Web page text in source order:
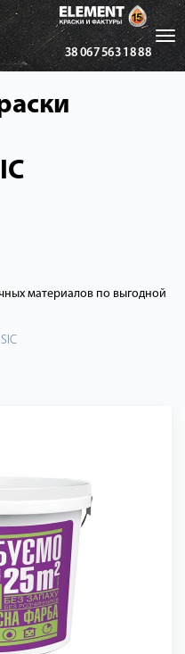
38 067 563 18 88
материалов по выгодной